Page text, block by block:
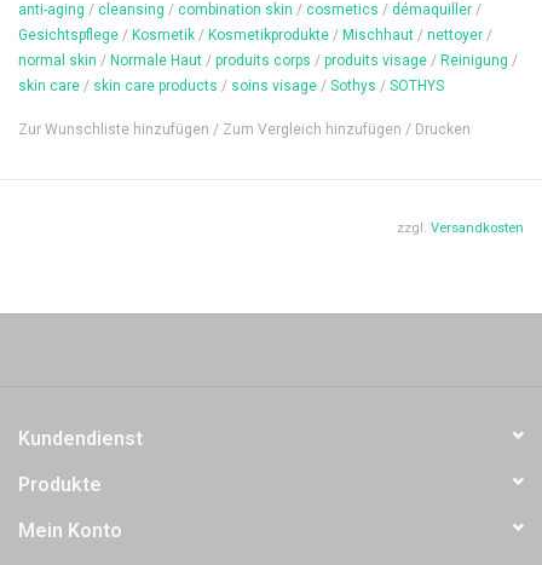
hautkosmetischen Botulinumtoxin-Injektionen anzuwenden.
Anwendung
morgens und abends direkt auf die betroffenen Bereiche auf:
und das Gesicht wirkt jünger. Die Gesichtszüge wirken entspannter
Inhalt: 15 ml
anti-aging / cleansing / combination skin / cosmetics / démaquiller /
Gesichtspflege / Kosmetik / Kosmetikprodukte / Mischhaut / nettoyer /
normal skin / Normale Haut / produits corps / produits visage / Reinigung /
skin care / skin care products / soins visage / Sothys / SOTHYS
Zur Wunschliste hinzufügen / Zum Vergleich hinzufügen / Drucken
zzgl. Versandkosten
Kundendienst
Produkte
Mein Konto